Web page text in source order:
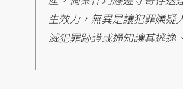
生效力，無異是讓犯罪嫌疑
滅犯罪跡證或通知讓其逃逸